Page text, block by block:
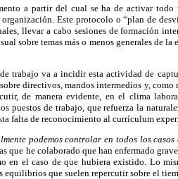
a partir del cual se ha de activar
Este protocolo o “plan de
llevar a cabo sesiones de formación
sobre temas más o menos generales de
trabajo va a incidir esta actividad de
directivos, mandos intermedios y,
de manera evidente, en el clima
puestos de trabajo, que refuerza la
falta de reconocimiento al currículum
podemos controlar en todos los
que he colaborado que han enfermado
el caso de que hubiera existido. Lo
que suelen repercutir sobre el